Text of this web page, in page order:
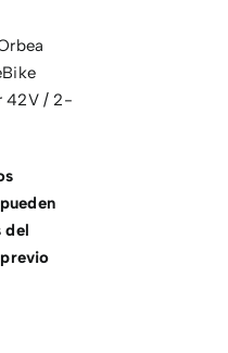
42V / 2-
del